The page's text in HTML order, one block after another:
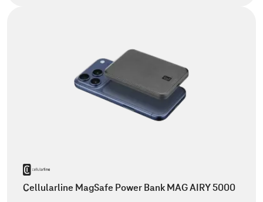
Cellularline MagSafe Power Bank MAG AIRY 5000